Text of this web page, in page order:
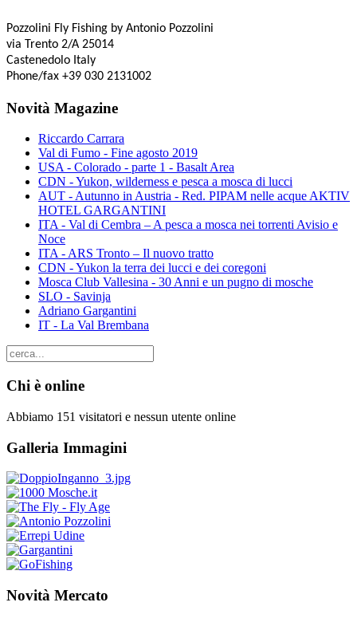
Pozzolini Fly Fishing by Antonio Pozzolini
via Trento 2/A 25014
Castenedolo Italy
Phone/fax +39 030 2131002
Novità Magazine
Riccardo Carrara
Val di Fumo - Fine agosto 2019
USA - Colorado - parte 1 - Basalt Area
CDN - Yukon, wilderness e pesca a mosca di lucci
AUT - Autunno in Austria - Red. PIPAM nelle acque AKTIV
HOTEL GARGANTINI
ITA - Val di Cembra – A pesca a mosca nei torrenti Avisio e
Noce
ITA - ARS Tronto – Il nuovo tratto
CDN - Yukon la terra dei lucci e dei coregoni
Mosca Club Vallesina - 30 Anni e un pugno di mosche
SLO - Savinja
Adriano Gargantini
IT - La Val Brembana
Chi è online
Abbiamo 151 visitatori e nessun utente online
Galleria Immagini
Novità Mercato